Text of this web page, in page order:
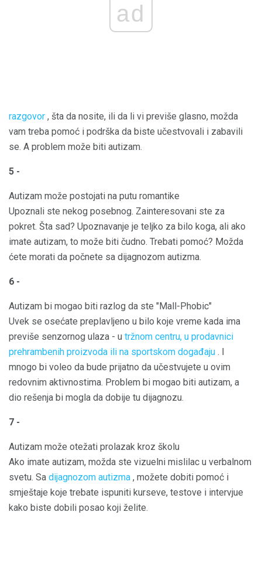
ad
razgovor , šta da nosite, ili da li vi previše glasno, možda
vam treba pomoć i podrška da biste učestvovali i zabavili
se. A problem može biti autizam.
5 -
Autizam može postojati na putu romantike
Upoznali ste nekog posebnog. Zainteresovani ste za
pokret. Šta sad? Upoznavanje je teljko za bilo koga, ali ako
imate autizam, to može biti čudno. Trebati pomoć? Možda
ćete morati da počnete sa dijagnozom autizma.
6 -
Autizam bi mogao biti razlog da ste "Mall-Phobic"
Uvek se osećate preplavljeno u bilo koje vreme kada ima
previše senzornog ulaza - u tržnom centru, u prodavnici
prehrambenih proizvoda ili na sportskom događaju . I
mnogo bi voleo da bude prijatno da učestvujete u ovim
redovnim aktivnostima. Problem bi mogao biti autizam, a
dio rešenja bi mogla da dobije tu dijagnozu.
7 -
Autizam može otežati prolazak kroz školu
Ako imate autizam, možda ste vizuelni mislilac u verbalnom
svetu. Sa dijagnozom autizma , možete dobiti pomoć i
smještaje koje trebate ispuniti kurseve, testove i intervjue
kako biste dobili posao koji želite.